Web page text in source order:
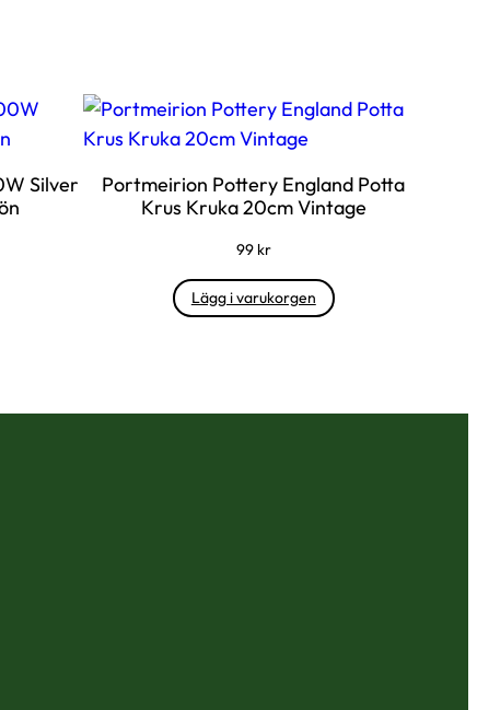
Silver
Portmeirion Pottery England Potta
Krus Kruka 20cm Vintage
99 kr
Lägg i varukorgen